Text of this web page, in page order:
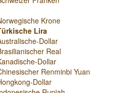
Krone
Lira
Dollar
Real
Dollar
Renminbi Yuan
Dollar